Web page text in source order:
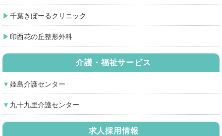
千葉きぼーるクリニック
印西花の丘整形外科
介護・福祉サービス
姫島介護センター
九十九里介護センター
求人採用情報